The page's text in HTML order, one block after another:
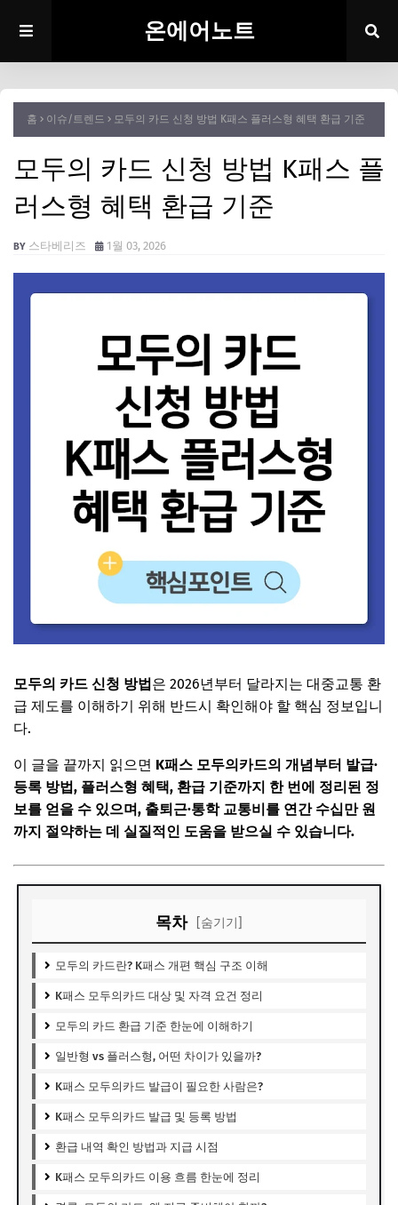
온에어노트
홈 이슈/트렌드 모두의 카드 신청 방법 K패스 플러스형 혜택 환급 기준
모두의 카드 신청 방법 K패스 플
러스형 혜택 환급 기준
스타베리즈 1월 03, 2026
모두의 카드 신청 방법은 2026년부터 달라지는 대중교통 환
급 제도를 이해하기 위해 반드시 확인해야 할 핵심 정보입니
다.
이 글을 끝까지 읽으면 K패스 모두의카드의 개념부터 발급·
등록 방법, 플러스형 혜택, 환급 기준까지 한 번에 정리된 정
보를 얻을 수 있으며, 출퇴근·통학 교통비를 연간 수십만 원
까지 절약하는 데 실질적인 도움을 받으실 수 있습니다.
목차 [숨기기]
모두의 카드란? K패스 개편 핵심 구조 이해
K패스 모두의카드 대상 및 자격 요건 정리
모두의 카드 환급 기준 한눈에 이해하기
일반형 vs 플러스형, 어떤 차이가 있을까?
K패스 모두의카드 발급이 필요한 사람은?
K패스 모두의카드 발급 및 등록 방법
환급 내역 확인 방법과 지급 시점
K패스 모두의카드 이용 흐름 한눈에 정리